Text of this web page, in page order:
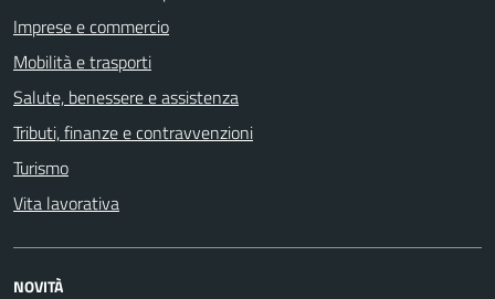
Imprese e commercio
Mobilità e trasporti
Salute, benessere e assistenza
Tributi, finanze e contravvenzioni
Turismo
Vita lavorativa
NOVITÀ